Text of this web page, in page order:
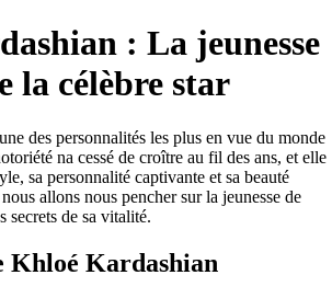
: La jeunesse
la célèbre star
des personnalités les plus en vue du monde
na cessé de croître au fil des ans, et elle
sa personnalité captivante et sa beauté
allons nous pencher sur la jeunesse de
secrets de sa vitalité.
Khloé Kardashian